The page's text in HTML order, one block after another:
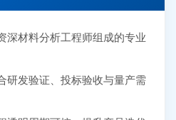
深材料分析工程师组成的专业
研发验证、投标验收与量产需